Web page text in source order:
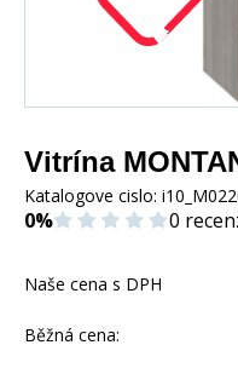
Vitrína
Katalogove cislo:
0% 0
Naše cena s DPH
Běžná cena: